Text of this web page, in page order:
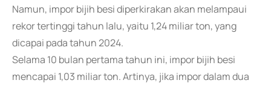
Namun, impor bijih besi diperkirakan akan melampaui
rekor tertinggi tahun lalu, yaitu 1,24 miliar ton, yang
dicapai pada tahun 2024.
Selama 10 bulan pertama tahun ini, impor bijih besi
mencapai 1,03 miliar ton. Artinya, jika impor dalam dua